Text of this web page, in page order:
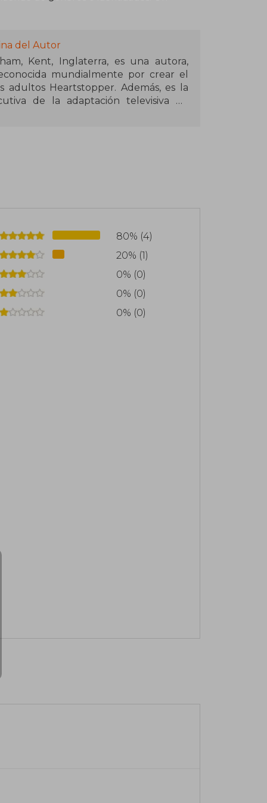
del Autor
Kent, Inglaterra, es una autora,
mundialmente por crear el
adultos Heartstopper. Además, es la
de la adaptación televisiva de
premios Emmy.
inclusión LGBTQIA+ y tratamiento de
los Goodreads Choice Awards. Fue
80% (4)
20% (1)
0% (0)
0% (0)
0% (0)